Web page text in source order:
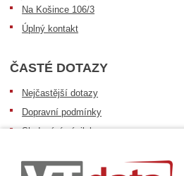
Na Košince 106/3
Úplný kontakt
ČASTÉ DOTAZY
Nejčastější dotazy
Dopravní podmínky
Sledování zásilek
Informace k dostupnosti zboží